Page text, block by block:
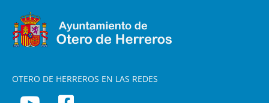
OTERO DE HERREROS EN LAS REDES